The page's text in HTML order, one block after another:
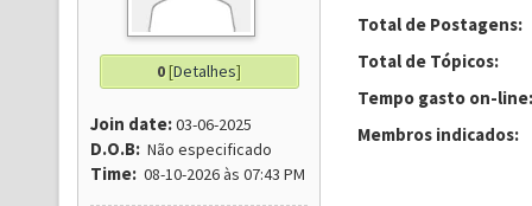
0[Detalhes]
Join date:03-06-2025
D.O.B: Não especificado
Time: 08-10-2026 às 07:43 PM
Total de Postagens:
Total de Tópicos:
Tempo gasto on-line:
Membros indicados: